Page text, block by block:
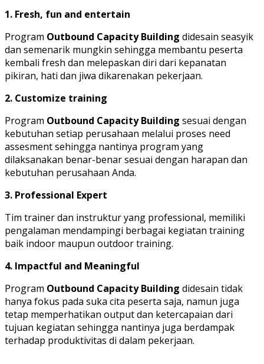
1. Fresh, fun and entertain
Program Outbound Capacity Building didesain seasyik
dan semenarik mungkin sehingga membantu peserta
kembali fresh dan melepaskan diri dari kepanatan
pikiran, hati dan jiwa dikarenakan pekerjaan.
2. Customize training
Program Outbound Capacity Building sesuai dengan
kebutuhan setiap perusahaan melalui proses need
assesment sehingga nantinya program yang
dilaksanakan benar-benar sesuai dengan harapan dan
kebutuhan perusahaan Anda.
3. Professional Expert
Tim trainer dan instruktur yang professional, memiliki
pengalaman mendampingi berbagai kegiatan training
baik indoor maupun outdoor training.
4. Impactful and Meaningful
Program Outbound Capacity Building didesain tidak
hanya fokus pada suka cita peserta saja, namun juga
tetap memperhatikan output dan ketercapaian dari
tujuan kegiatan sehingga nantinya juga berdampak
terhadap produktivitas di dalam pekerjaan.